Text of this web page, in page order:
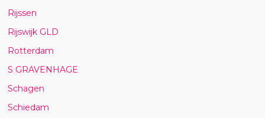
Rijssen
Rijswijk GLD
Rotterdam
S GRAVENHAGE
Schagen
Schiedam